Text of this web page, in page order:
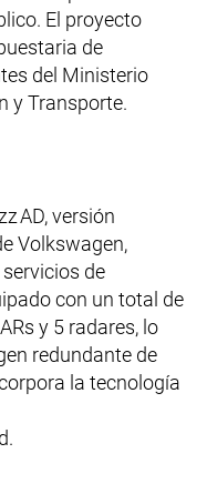
El proyecto
de
del Ministerio
y Transporte.
AD, versión
Volkswagen,
de
con un total de
y 5 radares, lo
redundante de
la tecnología